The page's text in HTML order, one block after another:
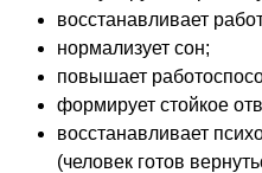
восстанавливает
нормализует сон;
повышает
формирует стойкое
восстанавливает
(человек готов